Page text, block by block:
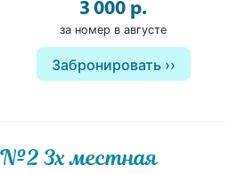
3 000 р.
за номер в августе
Забронировать
№2 3х местная